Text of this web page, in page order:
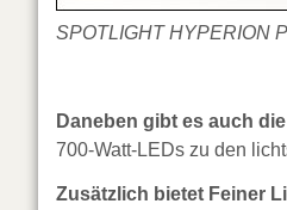
SPOTLIGHT HYPERION
Daneben gibt es auch
700-Watt-LEDs zu den
Zusätzlich bietet Feiner